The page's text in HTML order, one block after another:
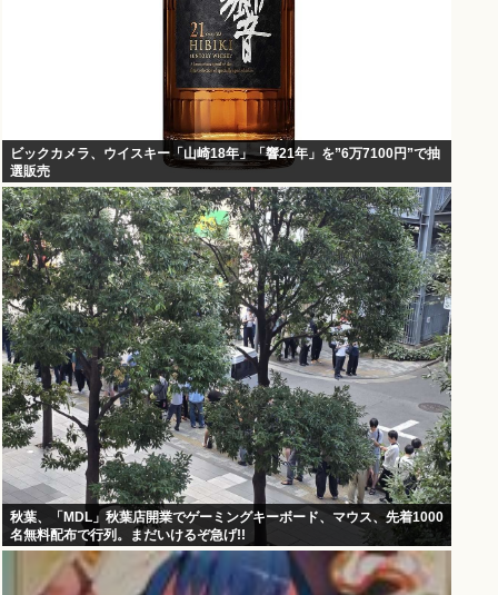
ビックカメラ、ウイスキー「山崎18年」「響21年」を”6万7100円”で抽
選販売
秋葉、「MDL」秋葉店開業でゲーミングキーボード、マウス、先着1000
名無料配布で行列。まだいけるぞ急げ!!